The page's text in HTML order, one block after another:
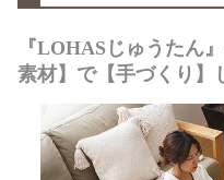
『LOHASじゅうたん
素材】で【手づくり】